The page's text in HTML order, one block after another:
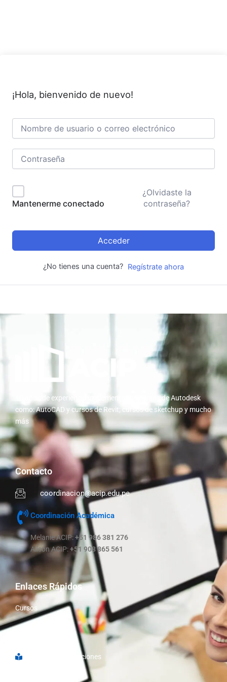
¡Hola, bienvenido de nuevo!
Mantenerme conectado
¿Olvidaste la
contraseña?
Acceder
¿No tienes una cuenta? Regístrate ahora
10 años de experiencia implementando cursos de Autodesk
como: AutoCAD y cursos de Revit; cursos de sketchup y mucho
más
Contacto
coordinacion@acip.edu.pe
Coordinación Académica
Melanie ACIP:+51 986 381 276
Alison ACIP:+51 908 865 561
Enlaces Rápidos
Cursos
Libro de Reclamaciones